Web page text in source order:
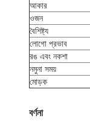
আকার
ওজন
বৈশিষ্ট্য
লোগো প্রভাব
রঙ এবং নকশা
নমুনা সময়
মোড়ক
বর্ণনা